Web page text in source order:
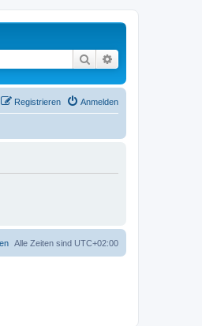
Suche
Anmelden
Registrieren
Alle Zeiten sind UTC+02:00